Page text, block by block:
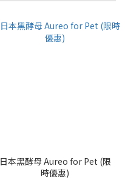
日本黑酵母 Aureo for Pet (限
時優惠)